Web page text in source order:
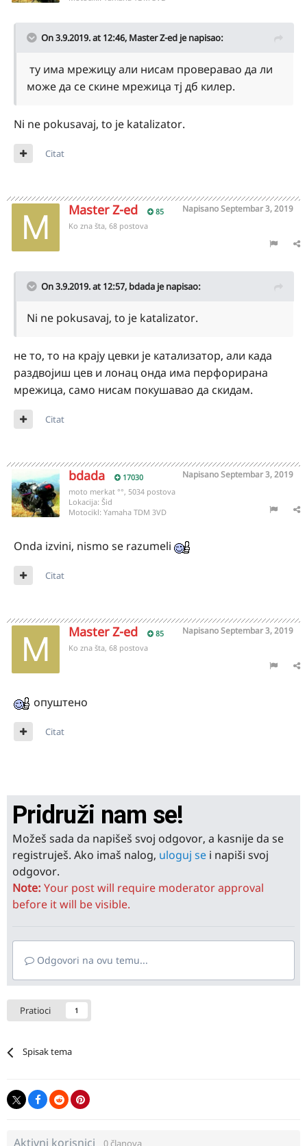
On 3.9.2019. at 12:46, Master Z-ed je napisao:
ту има мрежицу али нисам проверавао да ли
може да се скине мрежица тј дб килер.
Ni ne pokusavaj, to je katalizator.
Citat
Master Z-ed 85 NapisanoSeptembar 3, 2019
Ko zna šta, 68 postova
On 3.9.2019. at 12:57, bdada je napisao:
Ni ne pokusavaj, to je katalizator.
не то, то на крају цевки је катализатор, али када
раздвојиш цев и лонац онда има перфорирана
мрежица, само нисам покушавао да скидам.
Citat
bdada 17030 NapisanoSeptembar 3, 2019
moto merkat °°, 5034 postova
Lokacija: Šid
Motocikl: Yamaha TDM 3VD
Onda izvini, nismo se razumeli
Citat
Master Z-ed 85 NapisanoSeptembar 3, 2019
Ko zna šta, 68 postova
опуштено
Citat
Pridruži nam se!
Možeš sada da napišeš svoj odgovor, a kasnije da se
registruješ. Ako imaš nalog, uloguj se i napiši svoj
odgovor.
Note: Your post will require moderator approval
before it will be visible.
Odgovori na ovu temu...
Pratioci 1
Spisak tema
Aktivni korisnici 0 članova